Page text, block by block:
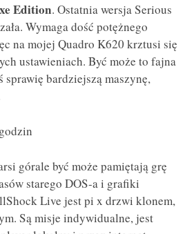
Edition. Ostatnia wersja Serious
Wymaga dość potężnego
na mojej Quadro K620 krztusi się
ustawieniach. Być może to fajna
bardziejszą maszynę,
górale być może pamiętają grę
starego DOS-a i grafiki
Live jest pi x drzwi klonem,
Są misje indywidualne, jest